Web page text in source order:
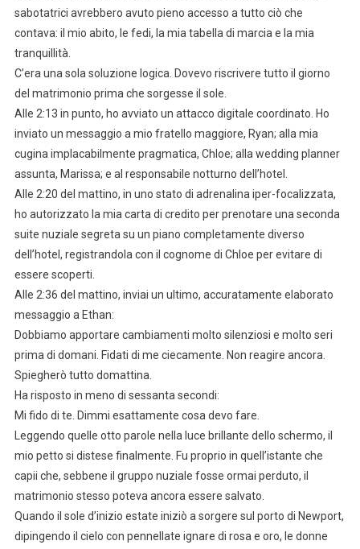
sabotatrici avrebbero avuto pieno accesso a tutto ciò che
contava: il mio abito, le fedi, la mia tabella di marcia e la mia
tranquillità.
C’era una sola soluzione logica. Dovevo riscrivere tutto il giorno
del matrimonio prima che sorgesse il sole.
Alle 2:13 in punto, ho avviato un attacco digitale coordinato. Ho
inviato un messaggio a mio fratello maggiore, Ryan; alla mia
cugina implacabilmente pragmatica, Chloe; alla wedding planner
assunta, Marissa; e al responsabile notturno dell’hotel.
Alle 2:20 del mattino, in uno stato di adrenalina iper-focalizzata,
ho autorizzato la mia carta di credito per prenotare una seconda
suite nuziale segreta su un piano completamente diverso
dell’hotel, registrandola con il cognome di Chloe per evitare di
essere scoperti.
Alle 2:36 del mattino, inviai un ultimo, accuratamente elaborato
messaggio a Ethan:
Dobbiamo apportare cambiamenti molto silenziosi e molto seri
prima di domani. Fidati di me ciecamente. Non reagire ancora.
Spiegherò tutto domattina.
Ha risposto in meno di sessanta secondi:
Mi fido di te. Dimmi esattamente cosa devo fare.
Leggendo quelle otto parole nella luce brillante dello schermo, il
mio petto si distese finalmente. Fu proprio in quell’istante che
capii che, sebbene il gruppo nuziale fosse ormai perduto, il
matrimonio stesso poteva ancora essere salvato.
Quando il sole d’inizio estate iniziò a sorgere sul porto di Newport,
dipingendo il cielo con pennellate ignare di rosa e oro, le donne